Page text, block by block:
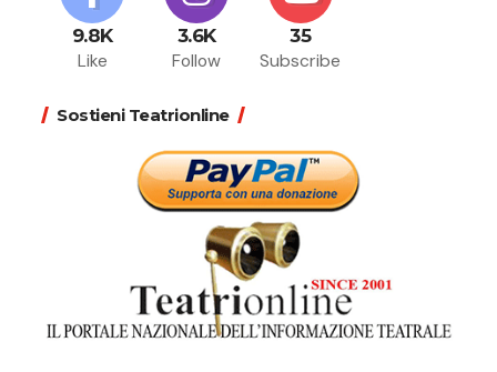
9.8K
Like
3.6K
Follow
35
Subscribe
Sostieni Teatrionline